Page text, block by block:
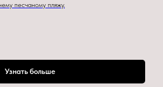
песчаному пляжу.
Узнать больше